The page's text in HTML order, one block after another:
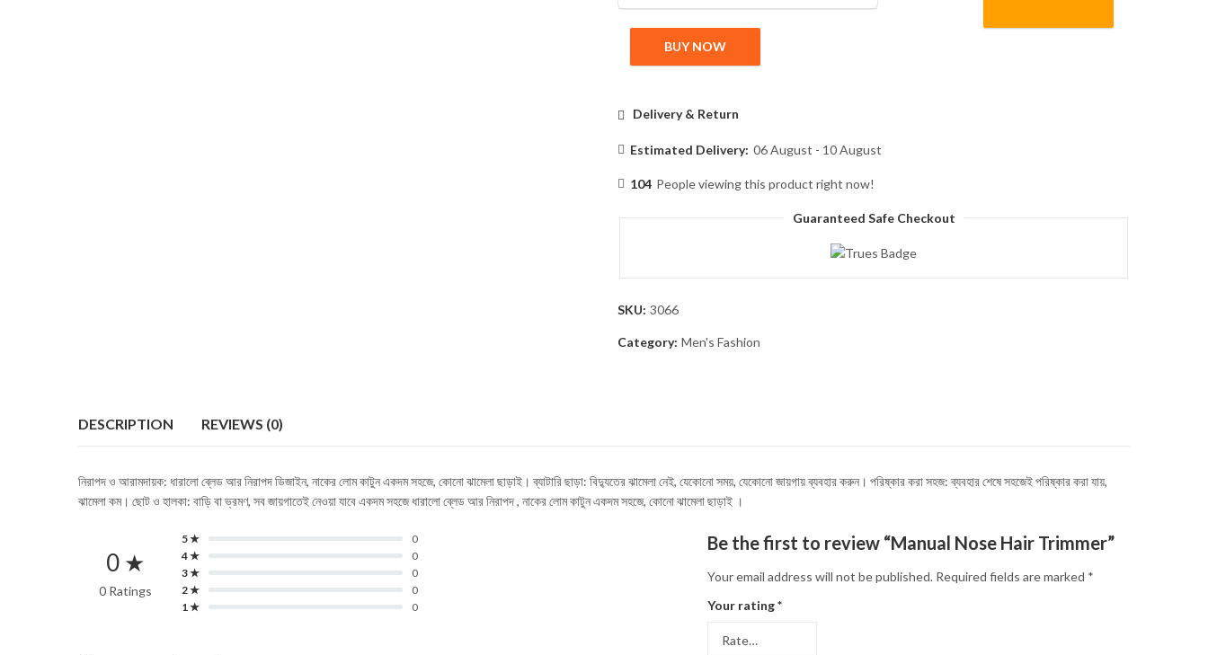
BUY NOW
Delivery & Return
Estimated Delivery: 06 August - 10 August
104 People viewing this product right now!
Guaranteed Safe Checkout
SKU: 3066
Category: Men's Fashion
DESCRIPTION REVIEWS (0)
নিরাপদ ও আরামদায়ক: ধারালো ব্লেড আর নিরাপদ ডিজাইন, নাকের লোম কাটুন একদম সহজে, কোনো ঝামেলা ছাড়াই। ব্যাটারি ছাড়া: বিদ্যুতের ঝামেলা নেই, যেকোনো সময়, যেকোনো জায়গায় ব্যবহার করুন। পরিষ্কার করা সহজ: ব্যবহার শেষে সহজেই পরিষ্কার করা যায়,
ঝামেলা কম। ছোট ও হালকা: বাড়ি বা ভ্রমণ, সব জায়গাতেই নেওয়া যাবে একদম সহজে ধারালো ব্লেড আর নিরাপদ , নাকের লোম কাটুন একদম সহজে, কোনো ঝামেলা ছাড়াই ।
0 ★
0 Ratings
5 ★
0
4 ★
0
3 ★
0
2 ★
0
1 ★
0
Be the first to review “Manual Nose Hair Trimmer”
Your email address will not be published. Required fields are marked *
Your rating*